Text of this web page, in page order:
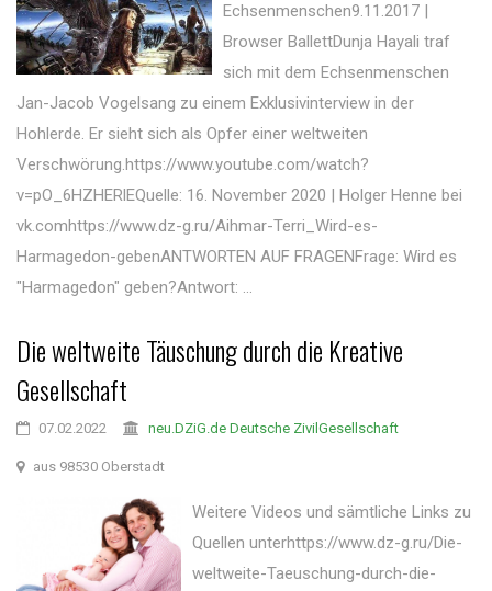
Echsenmenschen9.11.2017 |
Browser BallettDunja Hayali traf
sich mit dem Echsenmenschen
Jan-Jacob Vogelsang zu einem Exklusivinterview in der
Hohlerde. Er sieht sich als Opfer einer weltweiten
Verschwörung.https://www.youtube.com/watch?
v=pO_6HZHERlEQuelle: 16. November 2020 | Holger Henne bei
vk.comhttps://www.dz-g.ru/Aihmar-Terri_Wird-es-
Harmagedon-gebenANTWORTEN AUF FRAGENFrage: Wird es
"Harmagedon" geben?Antwort: ...
Die weltweite Täuschung durch die Kreative
Gesellschaft
07.02.2022 neu.DZiG.de Deutsche ZivilGesellschaft
aus 98530 Oberstadt
Weitere Videos und sämtliche Links zu
Quellen unterhttps://www.dz-g.ru/Die-
weltweite-Taeuschung-durch-die-